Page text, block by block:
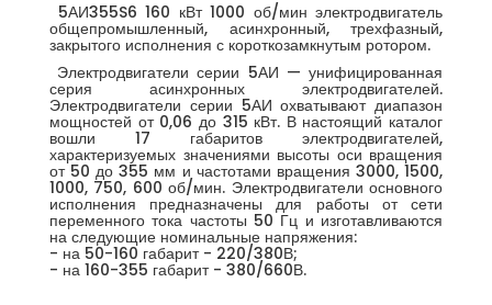
5АИ355S6 160 кВт 1000 об/мин электродвигатель
общепромышленный, асинхронный, трехфазный,
закрытого исполнения с короткозамкнутым ротором.
Электродвигатели серии 5АИ — унифицированная
серия асинхронных электродвигателей.
Электродвигатели серии 5АИ охватывают диапазон
мощностей от 0,06 до 315 кВт. В настоящий каталог
вошли 17 габаритов электродвигателей,
характеризуемых значениями высоты оси вращения
от 50 до 355 мм и частотами вращения 3000, 1500,
1000, 750, 600 об/мин. Электродвигатели основного
исполнения предназначены для работы от сети
переменного тока частоты 50 Гц и изготавливаются
на следующие номинальные напряжения:
- на 50-160 габарит - 220/380В;
- на 160-355 габарит - 380/660В.